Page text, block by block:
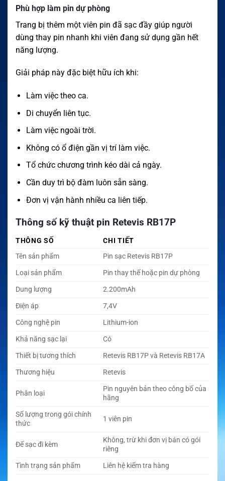
Phù hợp làm pin dự phòng
Trang bị thêm một viên pin đã sạc đầy giúp người
dùng thay pin nhanh khi viên đang sử dụng gần hết
năng lượng.
Giải pháp này đặc biệt hữu ích khi:
Làm việc theo ca.
Di chuyển liên tục.
Làm việc ngoài trời.
Không có ổ điện gần vị trí làm việc.
Tổ chức chương trình kéo dài cả ngày.
Cần duy trì bộ đàm luôn sẵn sàng.
Đơn vị vận hành nhiều ca liên tiếp.
Thông số kỹ thuật pin Retevis RB17P
THÔNG SỐ
CHI TIẾT
Tên sản phẩm
Pin sạc Retevis RB17P
Loại sản phẩm
Pin thay thế hoặc pin dự phòng
Dung lượng
2.200mAh
Điện áp
7,4V
Công nghệ pin
Lithium-ion
Khả năng sạc lại
Có
Thiết bị tương thích
Retevis RB17P và Retevis RB17A
Thương hiệu
Retevis
Phân loại
Pin nguyên bản theo công bố của
hãng
Số lượng trong gói chính
thức
1 viên pin
Đế sạc đi kèm
Không, trừ khi đơn vị bán có gói
riêng
Tình trạng sản phẩm
Liên hệ kiểm tra hàng